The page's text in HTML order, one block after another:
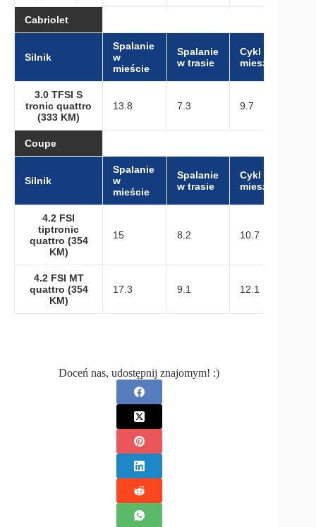
Cabriolet
Silnik
Spalanie
w
mieście
Spalanie
w trasie
Cykl
mieszany
3.0 TFSI S
tronic quattro
(333 KM)
13.8 7.3 9.7
Coupe
Silnik
Spalanie
w
mieście
Spalanie
w trasie
Cykl
mieszany
4.2 FSI
tiptronic
quattro (354
KM)
15 8.2 10.7
4.2 FSI MT
quattro (354
KM)
17.3 9.1 12.1
Doceń nas, udostępnij znajomym! :)